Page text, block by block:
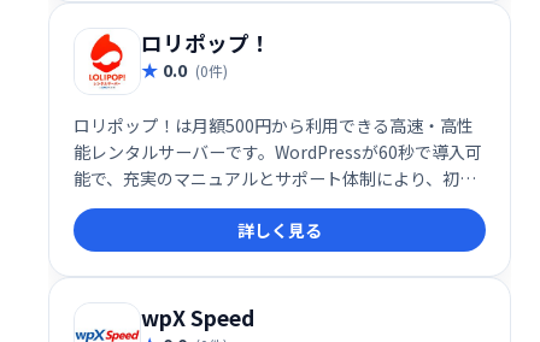
ロリポップ！
0.0 (0件)
ロリポップ！は月額500円から利用できる高速・高性
能レンタルサーバーです。WordPressが60秒で導入可
能で、充実のマニュアルとサポート体制により、初心
者でも安心して利用できます。稼働率99.99％の安定性
を誇り、すぐに使える、長く使えるレンタルサーバー
をお探しの方におすすめです。
詳しく見る
wpX Speed